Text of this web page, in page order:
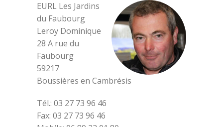
EURL Les Jardins
du Faubourg
Leroy Dominique
28 A rue du
Faubourg
59217
Boussières en Cambrésis
Tél.: 03 27 73 96 46
Fax: 03 27 73 96 46